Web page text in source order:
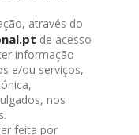
através do
de acesso
informação
e/ou serviços,
nos
feita por